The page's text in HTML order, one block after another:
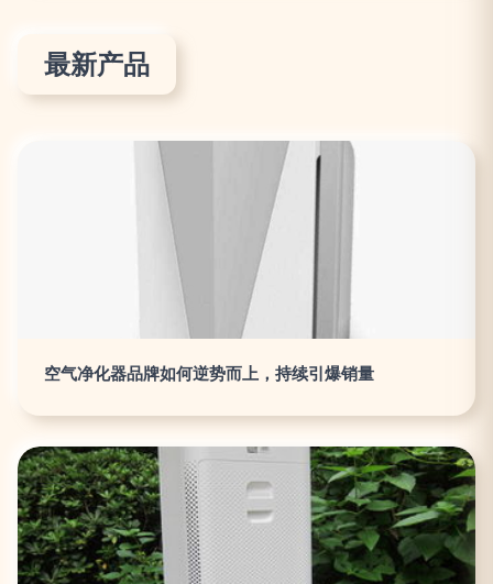
最新产品
空气净化器品牌如何逆势而上，持续引爆销量